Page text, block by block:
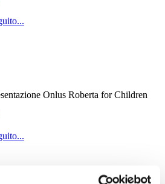
Onlus Roberta for Children